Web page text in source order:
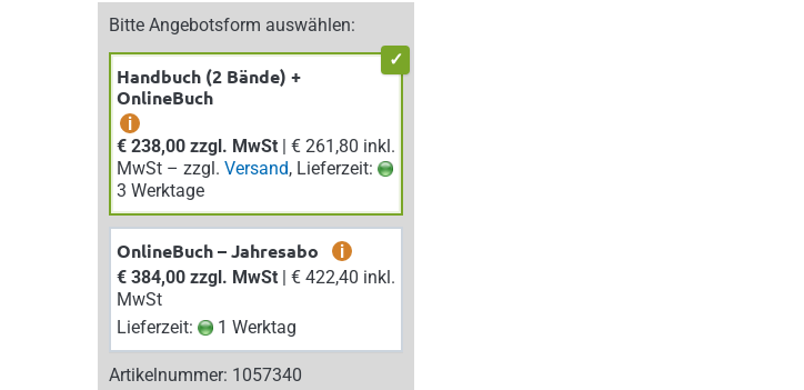
Bitte Angebotsform auswählen:
Handbuch (2 Bände) +
OnlineBuch
i
€ 238,00 zzgl. MwSt| € 261,80 inkl.
MwSt – zzgl. Versand, Lieferzeit:
3 Werktage
OnlineBuch – Jahresabo
i
€ 384,00 zzgl. MwSt| € 422,40 inkl.
MwSt
Lieferzeit:
1 Werktag
Artikelnummer: 1057340